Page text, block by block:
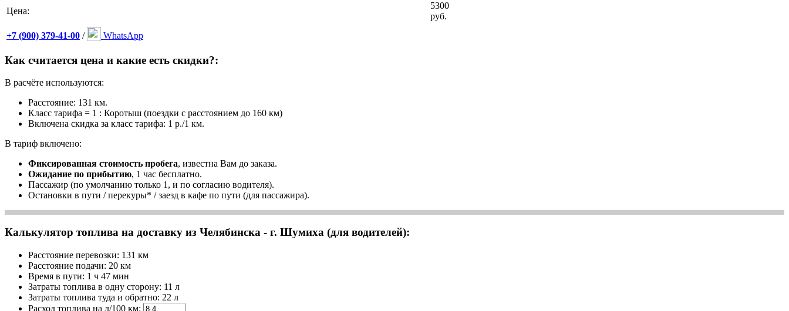
Цена:
5300
руб.
+7 (900) 379-41-00 / WhatsApp
Как считается цена и какие есть скидки?:
В расчёте используются:
Расстояние: 131 км.
Класс тарифа = 1 : Коротыш (поездки с расстоянием до 160 км)
Включена скидка за класс тарифа: 1 р./1 км.
В тариф включено:
Фиксированная стоимость пробега, известна Вам до заказа.
Ожидание по прибытию, 1 час бесплатно.
Пассажир (по умолчанию только 1, и по согласию водителя).
Остановки в пути / перекуры* / заезд в кафе по пути (для пассажира).
Калькулятор топлива на доставку из Челябинска - г. Шумиха (для водителей):
Расстояние перевозки: 131 км
Расстояние подачи: 20 км
Время в пути: 1 ч 47 мин
Затраты топлива в одну сторону: 11 л
Затраты топлива туда и обратно: 22 л
Расход топлива на л/100 км: